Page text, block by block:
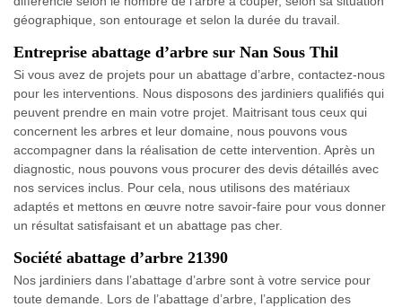
géographique, son entourage et selon la durée du travail.
Entreprise abattage d’arbre sur Nan Sous Thil
Si vous avez de projets pour un abattage d’arbre, contactez-nous
pour les interventions. Nous disposons des jardiniers qualifiés qui
peuvent prendre en main votre projet. Maitrisant tous ceux qui
concernent les arbres et leur domaine, nous pouvons vous
accompagner dans la réalisation de cette intervention. Après un
diagnostic, nous pouvons vous procurer des devis détaillés avec
nos services inclus. Pour cela, nous utilisons des matériaux
adaptés et mettons en œuvre notre savoir-faire pour vous donner
un résultat satisfaisant et un abattage pas cher.
Société abattage d’arbre 21390
Nos jardiniers dans l’abattage d’arbre sont à votre service pour
toute demande. Lors de l’abattage d’arbre, l’application des